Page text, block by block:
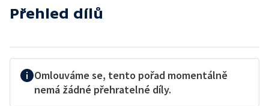
Přehled dílů
Omlouváme se, tento pořad momentálně
nemá žádné přehratelné díly.